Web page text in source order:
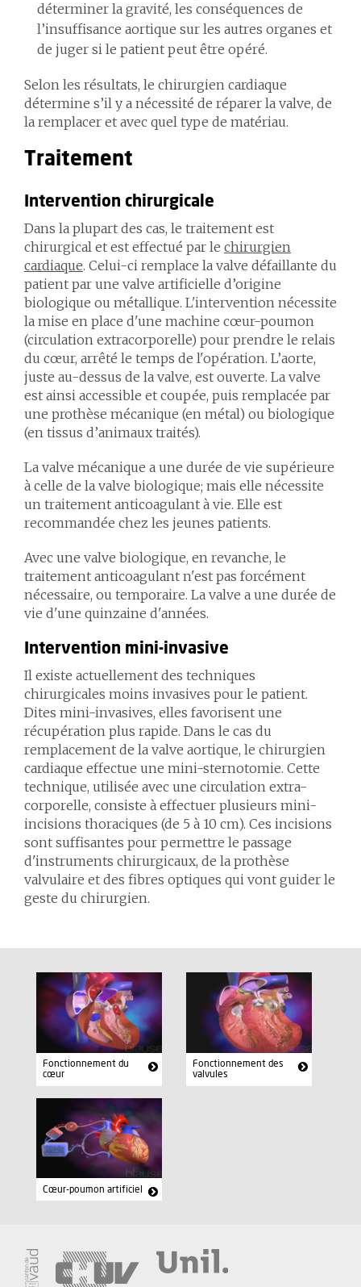
déterminer la gravité, les conséquences de
l’insuffisance aortique sur les autres organes et
de juger si le patient peut être opéré.
Selon les résultats, le chirurgien cardiaque
détermine s’il y a nécessité de réparer la valve, de
la remplacer et avec quel type de matériau.
Traitement
ntervention chirurgicale
Dans la plupart des cas, le traitement est
chirurgical et est effectué par le chirurgien
cardiaque. Celui-ci remplace la valve défaillante du
patient par une valve artificielle d’origine
biologique ou métallique. L'intervention nécessite
la mise en place d'une machine cœur-poumon
(circulation extracorporelle) pour prendre le relais
du cœur, arrêté le temps de l'opération. L’aorte,
juste au-dessus de la valve, est ouverte. La valve
est ainsi accessible et coupée, puis remplacée par
une prothèse mécanique (en métal) ou biologique
(en tissus d’animaux traités).
La valve mécanique a une durée de vie supérieure
à celle de la valve biologique; mais elle nécessite
un traitement anticoagulant à vie. Elle est
recommandée chez les jeunes patients.
Avec une valve biologique, en revanche, le
traitement anticoagulant n'est pas forcément
nécessaire, ou temporaire. La valve a une durée de
vie d'une quinzaine d'années.
Intervention mini-invasive
Il existe actuellement des techniques
chirurgicales moins invasives pour le patient.
Dites mini-invasives, elles favorisent une
récupération plus rapide. Dans le cas du
remplacement de la valve aortique, le chirurgien
cardiaque effectue une mini-sternotomie. Cette
technique, utilisée avec une circulation extra-
corporelle, consiste à effectuer plusieurs mini-
incisions thoraciques (de 5 à 10 cm). Ces incisions
sont suffisantes pour permettre le passage
d'instruments chirurgicaux, de la prothèse
valvulaire et des fibres optiques qui vont guider le
geste du chirurgien.
Fonctionnement du
cœur
Fonctionnement des
valvules
Cœur-poumon artificiel